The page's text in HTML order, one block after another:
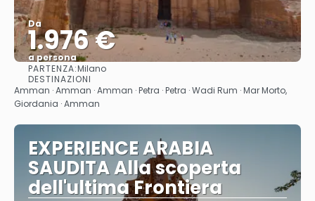
Da
1.976 €
a persona
PARTENZA:Milano
DESTINAZIONI
Amman · Amman · Amman · Petra · Petra · Wadi Rum · Mar Morto,
Giordania · Amman
EXPERIENCE ARABIA
SAUDITA Alla scoperta
dell'ultima Frontiera